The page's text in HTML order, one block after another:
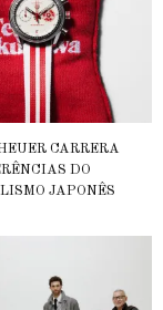
CARRERA
DO
JAPONÊS